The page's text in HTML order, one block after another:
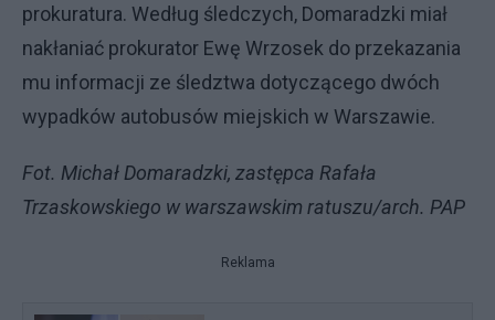
prokuratura. Według śledczych, Domaradzki miał
nakłaniać prokurator Ewę Wrzosek do przekazania
mu informacji ze śledztwa dotyczącego dwóch
wypadków autobusów miejskich w Warszawie.
Fot. Michał Domaradzki, zastępca Rafała
Trzaskowskiego w warszawskim ratuszu/arch. PAP
Reklama